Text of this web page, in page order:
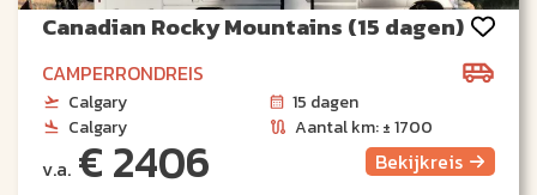
Canadian Rocky Mountains (15 dagen)
CAMPERRONDREIS
Calgary
15 dagen
Calgary
Aantal km: ± 1700
v.a. € 2406 Bekijkreis